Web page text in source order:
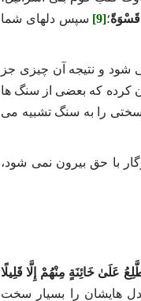
قَسْوَةً؛[9]
سپس دلهای شما
‌شود و نتیجه آن چیزی جز
کرده که بعضی از سنگ‌ ها
سختی را به سنگ تشبیه می‌
با حق بیرون نمی ‌شود،
عَلَىٰ خَائِنَةٍ مِنْهُمْ إِلَّا قَلِیلًا
هایشان را بسیار سخت